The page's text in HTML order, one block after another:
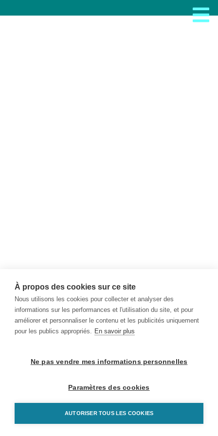
À propos des cookies sur ce site
Nous utilisons les cookies pour collecter et analyser des
informations sur les performances et l'utilisation du site, et pour
améliorer et personnaliser le contenu et les publicités uniquement
pour les publics appropriés. En savoir plus
Ne pas vendre mes informations personnelles
Paramètres des cookies
AUTORISER TOUS LES COOKIES